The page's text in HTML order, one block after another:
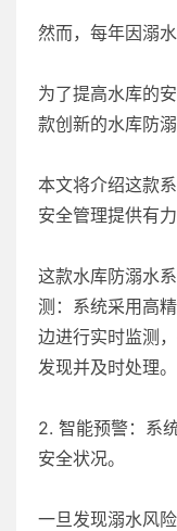
然而，每年因溺
为了提高水库的
款创新的水库防
本文将介绍这款
安全管理提供有力
这款水库防溺水
测：系统采用高
边进行实时监测
发现并及时处理。
2. 智能预警：系
安全状况。
一旦发现溺水风